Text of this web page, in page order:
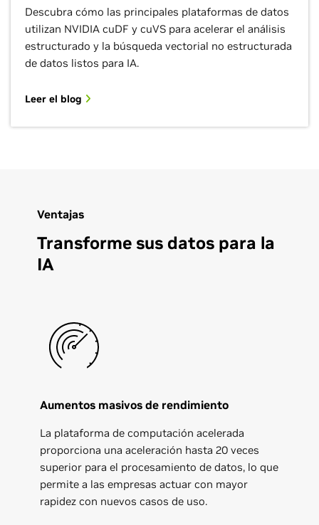
Descubra cómo las principales plataformas de datos
utilizan NVIDIA cuDF y cuVS para acelerar el análisis
estructurado y la búsqueda vectorial no estructurada
de datos listos para IA.
Leer el blog
Ventajas
Transforme sus datos para la
IA
Aumentos masivos de rendimiento
La plataforma de computación acelerada
proporciona una aceleración hasta 20 veces
superior para el procesamiento de datos, lo que
permite a las empresas actuar con mayor
rapidez con nuevos casos de uso.